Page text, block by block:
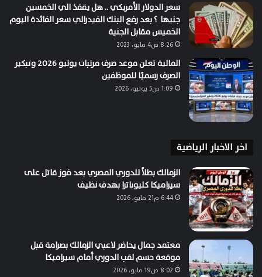
سعر الدولار الأمريكي .. هل يقفذ الي الخمسين
جنيها ؟ بعد رفع البنك الفيدرالي سعر الفائدة اليوم
الخميس مقابل الجنية
8:26 ص4 مايو، 2023
المالية تعلن موعد صرف مرتبات يونيو 2026 وتبكير
الصرف رسميًا للموظفين
1:09 ص5 يونيو، 2026
اخر الاخبار الرياضية
الزمالك بطلاً للدوري المصري بعد فوز قاتل على
سيراميكا كليوباترا بهدف نظيف
6:44 م21 مايو، 2026
معتمد جمال يحاضر لاعبي الزمالك بصرامة قبل
موقعة حسم لقب الدوري أمام سيراميكا
8:02 ص19 مايو، 2026